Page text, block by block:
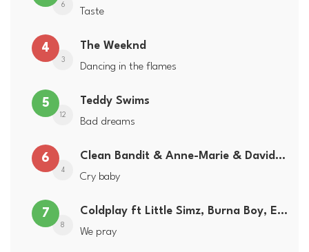
6
Taste
4
3
The Weeknd
Dancing in the flames
5
12
Teddy Swims
Bad dreams
6
4
Clean Bandit & Anne-Marie & David Guetta
Cry baby
7
8
Coldplay ft Little Simz, Burna Boy, Elyanna & Tini
We pray